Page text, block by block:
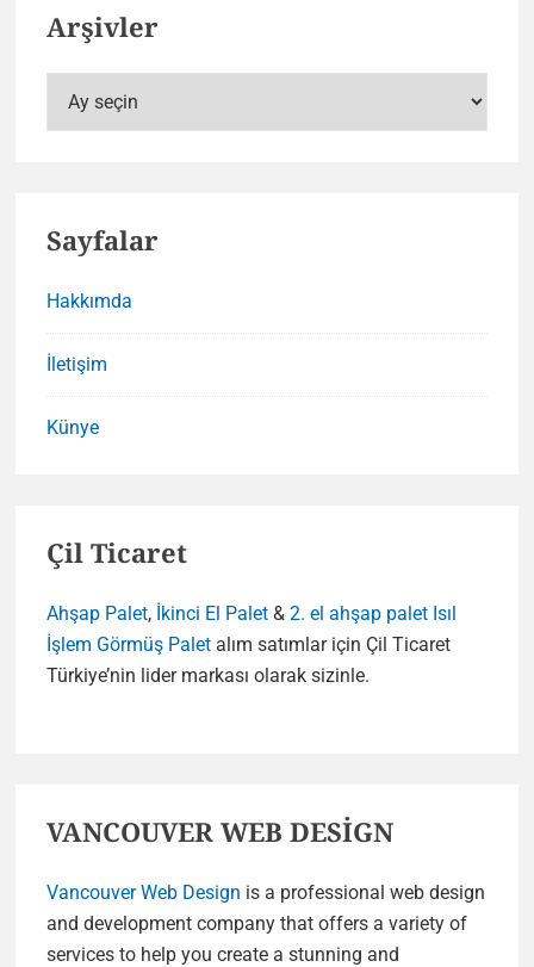
Arşivler
Sayfalar
Hakkımda
İletişim
Künye
Çil Ticaret
Ahşap Palet, İkinci El Palet & 2. el ahşap palet Isıl
İşlem Görmüş Palet alım satımlar için Çil Ticaret
Türkiye’nin lider markası olarak sizinle.
VANCOUVER WEB DESİGN
Vancouver Web Design is a professional web design
and development company that offers a variety of
services to help you create a stunning and